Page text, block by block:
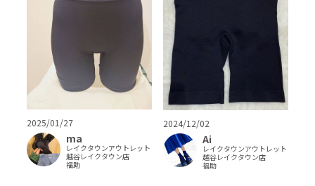
2025/01/27
ma
レイクタウンアウトレット
越谷レイクタウン店
福助
2024/12/02
Ai
レイクタウンアウトレット
越谷レイクタウン店
福助